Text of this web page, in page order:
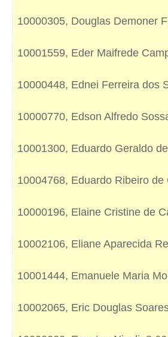
10000305, Douglas Demoner
10001559, Eder Maifrede
10000448, Ednei Ferreira dos
10000770, Edson Alfredo
10001300, Eduardo Geraldo
10004768, Eduardo Ribeiro
10000196, Elaine Cristine de
10002106, Eliane Aparecida
10001444, Emanuele Maria
10002065, Eric Douglas